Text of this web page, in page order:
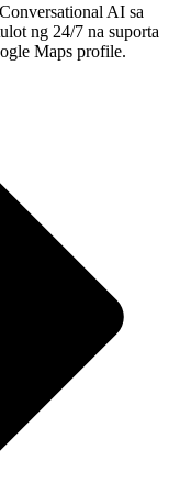
AI sa
ng 24/7 na suporta
Maps profile.